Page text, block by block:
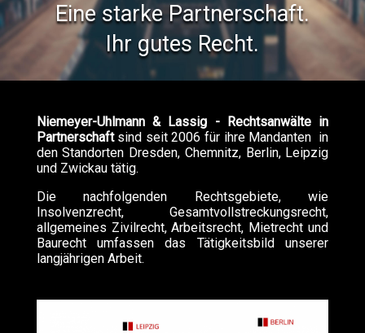
Eine starke Partnerschaft.
Ihr gutes Recht.
Niemeyer-Uhlmann & Lassig - Rechtsanwälte in
Partnerschaftsind seit 2006 für ihre Mandanten in
den Standorten Dresden, Chemnitz, Berlin, Leipzig
und Zwickau tätig.
Die nachfolgenden Rechtsgebiete, wie
Insolvenzrecht, Gesamtvollstreckungsrecht,
allgemeines Zivilrecht, Arbeitsrecht, Mietrecht und
Baurecht umfassen das Tätigkeitsbild unserer
langjährigen Arbeit.